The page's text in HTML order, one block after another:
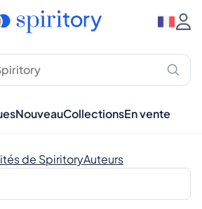
NouveauCollectionsEn vente
de SpiritoryAuteurs